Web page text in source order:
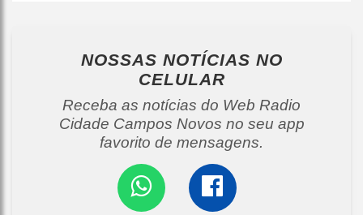
NOSSAS NOTÍCIAS NO
CELULAR
Receba as notícias do Web Radio
Cidade Campos Novos no seu app
favorito de mensagens.